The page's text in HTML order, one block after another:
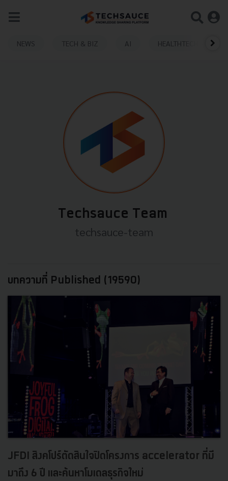
NEWS TECH & BIZ AI HEALTHTECH
Techsauce Team
techsauce-team
บทความที่ Published (19590)
JFDI สิงคโปร์ตัดสินใจปิดโครงการ accelerator ที่มี
มาถึง 6 ปี และค้นหาโมเดลธุรกิจใหม่